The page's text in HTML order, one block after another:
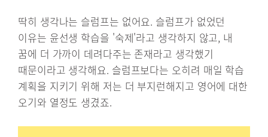
딱히 생각나는 슬럼프는 없어요. 슬럼프가 없었던
이유는 윤선생 학습을 '숙제'라고 생각하지 않고, 내
꿈에 더 가까이 데려다주는 존재라고 생각했기
때문이라고 생각해요. 슬럼프보다는 오히려 매일 학습
계획을 지키기 위해 저는 더 부지런해지고 영어에 대한
오기와 열정도 생겼죠.